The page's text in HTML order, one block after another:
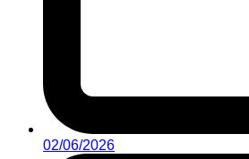
02/06/2026